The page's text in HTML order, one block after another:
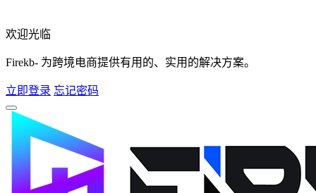
欢迎光临
Firekb- 为跨境电商提供有用的、实用的解决方案。
立即登录 忘记密码